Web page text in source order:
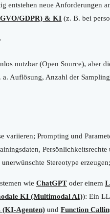
entstehen neue Anforderungen
GDPR) & KI (z. B. bei
nutzbar (Open Source), aber
a. Auflösung, Anzahl der
variieren; Prompting und
Stereotype
wie ChatGPT oder einem
KI (Multimodal AI)): Ein
(KI-Agenten) und Function